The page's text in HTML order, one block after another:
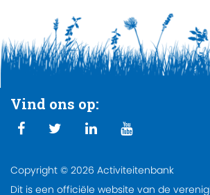
Vind ons op:
Copyright © 2026 Activiteitenbank
Dit is een officiële website van de